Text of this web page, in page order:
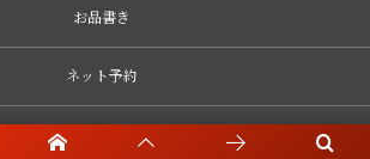
お品書き
ネット予約
ブログ・リンク